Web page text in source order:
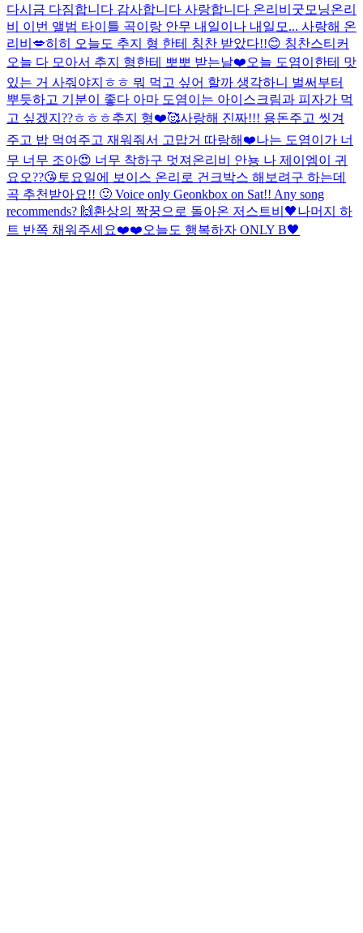
다시금 다짐합니다 감사합니다 사랑합니다 온리비 굿모닝온리
비 이번 앨범 타이틀 곡이랑 안무 내일이나 내일모... 사랑해 온
리비💋히히 오늘도 추지 형 한테 칭찬 받았다!!😊 칭찬스티커
오늘 다 모아서 추지 형한테 뽀뽀 받는날❤️오늘 도염이한테 맛
있는 거 사줘야지ㅎㅎ 뭐 먹고 싶어 할까 생각하니 벌써부터
뿌듯하고 기분이 좋다 아마 도염이는 아이스크림과 피자가 먹
고 싶겠지??ㅎㅎㅎ추지 형❤️🥰사랑해 진짜!!! 용돈주고 씻겨
주고 밥 먹여주고 재워줘서 고맙거 따랑해❤️나는 도염이가 너
무 너무 조아😍 너무 착하구 멋져 온리비 안뇽 나 제이엠이 귀
요오??😘 토요일에 보이스 온리로 건크박스 해보려구 하는데
곡 추천받아요!! 🙂 Voice only Geonkbox on Sat!! Any song
recommends? 🙌 환상의 짝꿍으로 돌아온 저스트비🖤나머지 하
트 반쪽 채워주세요❤️❤️오늘도 행복하자 ONLY B🖤